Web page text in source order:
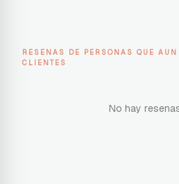
RESENAS DE PERSONAS QUE
CLIENTES
No hay